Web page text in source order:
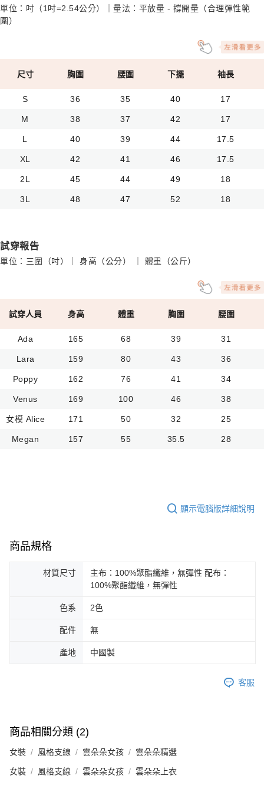
單位：吋（1吋=2.54公分）｜量法：平放量 - 撐開量（合理彈性範
圍）
尺寸 胸圍 腰圍 下擺 袖長
S 36 35 40 17
M 38 37 42 17
L 40 39 44 17.5
XL 42 41 46 17.5
2L 45 44 49 18
3L 48 47 52 18
試穿報告
單位：三圍（吋）｜ 身高（公分） ｜ 體重（公斤）
試穿人員 身高 體重 胸圍 腰圍
Ada 165 68 39 31
Lara 159 80 43 36
Poppy 162 76 41 34
Venus 169 100 46 38
女模 Alice 171 50 32 25
Megan 157 55 35.5 28
顯示電腦版詳細說明
商品規格
材質尺寸
主布：100%聚酯纖維，無彈性 配布：
100%聚酯纖維，無彈性
色系 2色
配件 無
產地 中國製
客服
商品相關分類 (2)
女裝 風格支線 雲朵朵女孩 雲朵朵精選
女裝 風格支線 雲朵朵女孩 雲朵朵上衣